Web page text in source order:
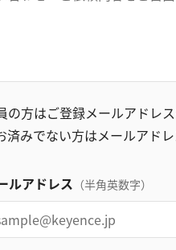
の方はご登録メールアドレス
済みでない方はメールアド
ルアドレス （半角英数字）